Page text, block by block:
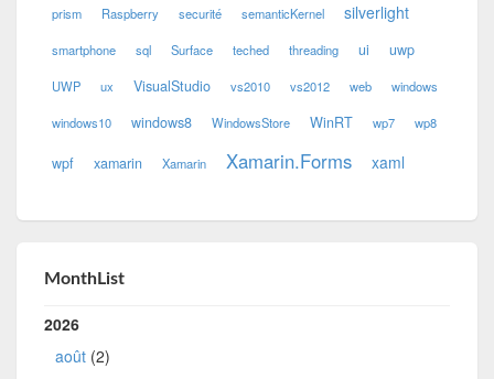
prism Raspberry securité semanticKernel silverlight
smartphone sql Surface teched threading ui uwp
UWP ux VisualStudio vs2010 vs2012 web windows
windows10 windows8 WindowsStore WinRT wp7 wp8
wpf xamarin Xamarin Xamarin.Forms xaml
MonthList
2026
août (2)